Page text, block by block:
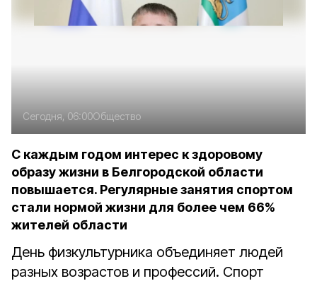
Сегодня, 06:00Общество
С каждым годом интерес к здоровому
образу жизни в Белгородской области
повышается. Регулярные занятия спортом
стали нормой жизни для более чем 66%
жителей области
День физкультурника объединяет людей
разных возрастов и профессий. Спорт